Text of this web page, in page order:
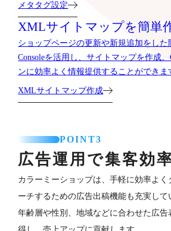
メタタグ設定
XMLサイトマップを簡単
ショップページの更新や新規追加をした
Consoleを活用し、サイトマップを作成
ンに効率よく情報提供することができま
XMLサイトマップ作成
POINT3
広告運用で集客効
カラーミーショップは、手軽に効率よく
ーチするための広告出稿機能も充実して
年齢層や性別、地域などに合わせた広告